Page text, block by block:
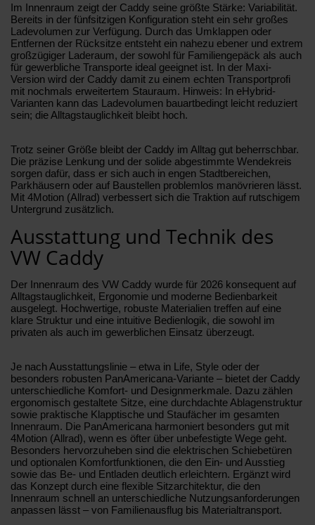
Im Innenraum zeigt der Caddy seine größte Stärke: Variabilität.
Bereits in der fünfsitzigen Konfiguration steht ein sehr großes
Ladevolumen zur Verfügung. Durch das Umklappen oder
Entfernen der Rücksitze entsteht ein nahezu ebener und extrem
großzügiger Laderaum, der sowohl für Familiengepäck als auch
für gewerbliche Transporte ideal geeignet ist. In der Maxi-
Version wird der Caddy damit zu einem echten Transportprofi
mit nochmals erweitertem Stauraum. Hinweis: In eHybrid-
Varianten kann das Ladevolumen bauartbedingt leicht reduziert
sein; die Alltagstauglichkeit bleibt hoch.
Trotz seiner Größe bleibt der Caddy im Alltag gut beherrschbar.
Die präzise Lenkung und der solide abgestimmte Wendekreis
sorgen dafür, dass er sich auch in engen Stadtbereichen,
Parkhäusern oder auf Baustellen problemlos manövrieren lässt.
Mit 4Motion (Allrad) verbessert sich die Traktion auf rutschigem
Untergrund zusätzlich.
Ausstattung und Technik des
VW Caddy
Der Innenraum des VW Caddy wurde für 2026 konsequent auf
Alltagstauglichkeit, Ergonomie und moderne Bedienbarkeit
ausgelegt. Hochwertige, robuste Materialien treffen auf eine
klare Struktur und eine intuitive Bedienlogik, die sowohl im
privaten als auch im gewerblichen Einsatz überzeugt.
Je nach Ausstattungslinie – etwa in Life, Style oder der
besonders robusten PanAmericana-Variante – bietet der Caddy
unterschiedliche Komfort- und Designmerkmale. Dazu zählen
ergonomisch gestaltete Sitze, eine durchdachte Ablagenstruktur
sowie praktische Klapptische und Staufächer im gesamten
Innenraum. Die PanAmericana harmoniert besonders gut mit
4Motion (Allrad), wenn es öfter über unbefestigte Wege geht.
Besonders hervorzuheben sind die elektrischen Schiebetüren
und optionalen Komfortfunktionen, die den Ein- und Ausstieg
sowie das Be- und Entladen deutlich erleichtern. Ergänzt wird
das Konzept durch eine flexible Sitzarchitektur, die den
Innenraum schnell an unterschiedliche Nutzungsanforderungen
anpassen lässt – von Familienausflug bis Materialtransport.